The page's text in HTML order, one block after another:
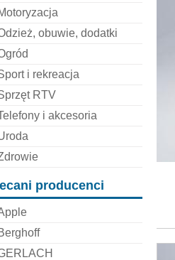
obuwie, dodatki
i rekreacja
RTV
i akcesoria
producenci